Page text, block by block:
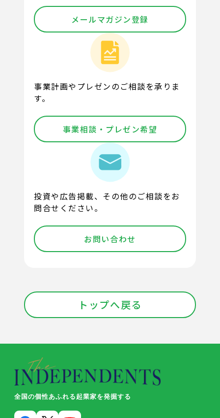
メールマガジン登録
事業計画やプレゼンのご相談を承りま
す。
事業相談・プレゼン希望
投資や広告掲載、その他のご相談をお
問合せください。
お問い合わせ
トップへ戻る
全国の個性あふれる起業家を発掘する